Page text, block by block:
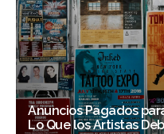
Anuncios Pagados
Lo Que los Artistas